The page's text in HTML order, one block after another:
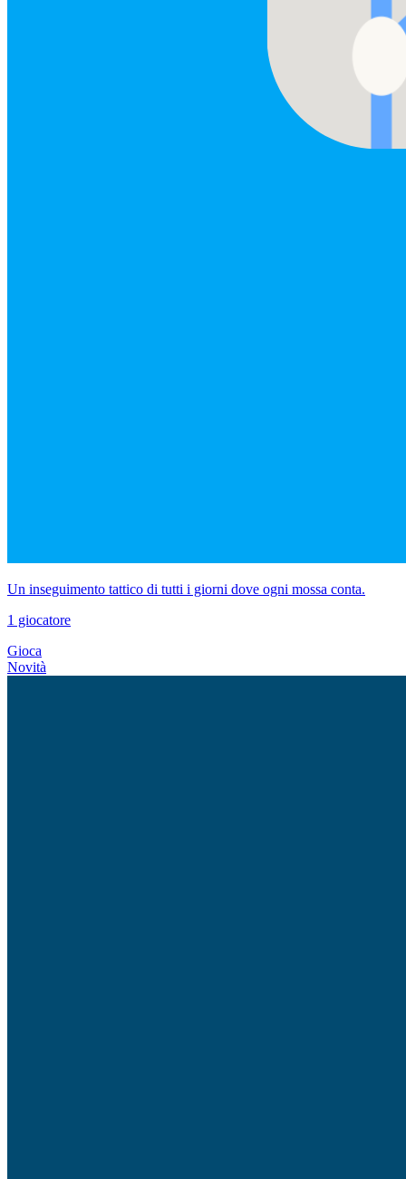
Un inseguimento tattico di tutti i giorni dove ogni mossa conta.
1 giocatore
Gioca
Novità